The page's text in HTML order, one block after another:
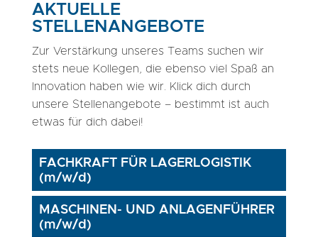
AKTUELLE
STELLENANGEBOTE
Zur Verstärkung unseres Teams suchen wir
stets neue Kollegen, die ebenso viel Spaß an
Innovation haben wie wir. Klick dich durch
unsere Stellenangebote – bestimmt ist auch
etwas für dich dabei!
FACHKRAFT FÜR LAGERLOGISTIK
(m/w/d)
MASCHINEN- UND ANLAGENFÜHRER
(m/w/d)